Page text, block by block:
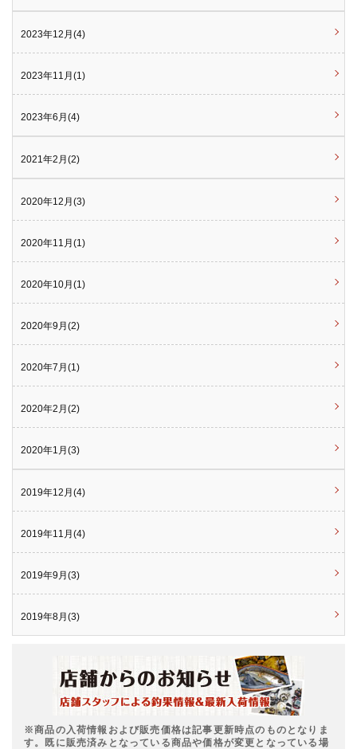
2023年12月(4)
2023年11月(1)
2023年6月(4)
2021年2月(2)
2020年12月(3)
2020年11月(1)
2020年10月(1)
2020年9月(2)
2020年7月(1)
2020年2月(2)
2020年1月(3)
2019年12月(4)
2019年11月(4)
2019年9月(3)
2019年8月(3)
※商品の入荷情報および販売価格は記事更新時点のものとなりま
す。既に販売済みとなっている商品や価格が変更となっている場